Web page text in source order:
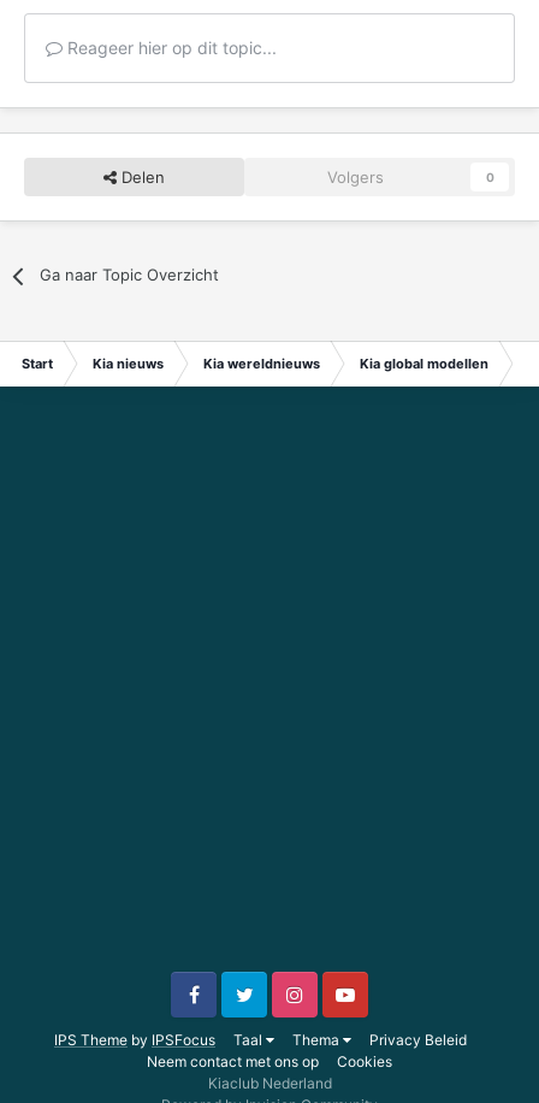
Reageer hier op dit topic...
Delen Volgers 0
Ga naar Topic Overzicht
Start Kia nieuws Kia wereldnieuws Kia global modellen
IPS Theme by IPSFocus Taal Thema
Privacy Beleid
Neem contact met ons op
Cookies
Kiaclub Nederland